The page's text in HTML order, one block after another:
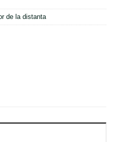
de la distanta